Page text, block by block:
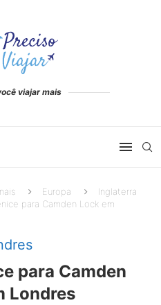
viajar mais
Europa
Inglaterra
para Camden Lock em
para Camden
Londres